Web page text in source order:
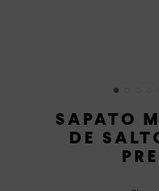
SAPATO
DE